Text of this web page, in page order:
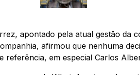
apontado pela atual gestão da
afirmou que nenhuma
referência, em especial Carlos